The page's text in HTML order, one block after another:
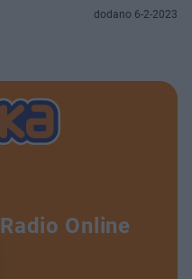
dodano 6-2-2023
Radio Online